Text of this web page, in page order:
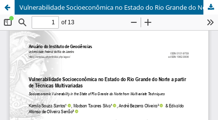
Vulnerabilidade Socioeconômica no Estado do Rio Grande do Norte a Partir de Técnicas Multivariadas